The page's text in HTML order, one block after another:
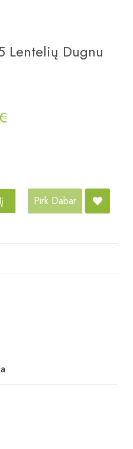
Lentelių Dugnu
Pirk Dabar